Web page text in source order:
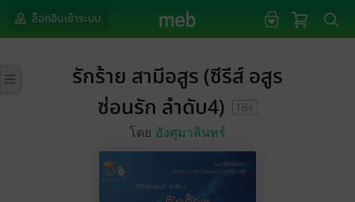
ล็อกอินเข้าระบบ
รักร้าย สามีอสูร (ซีรีส์ อสูร
ซ่อนรัก ลำดับ4)
โดย อังศุมาลินทร์